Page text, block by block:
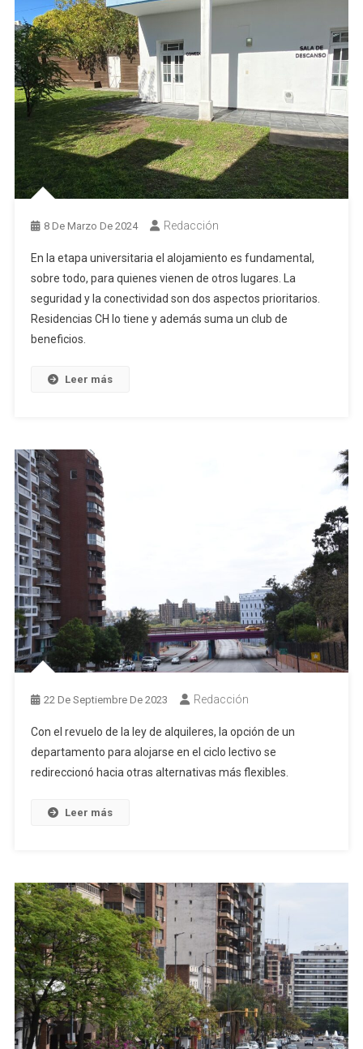
8 De Marzo De 2024 Redacción
En la etapa universitaria el alojamiento es fundamental,
sobre todo, para quienes vienen de otros lugares. La
seguridad y la conectividad son dos aspectos prioritarios.
Residencias CH lo tiene y además suma un club de
beneficios.
Leer más
22 De Septiembre De 2023 Redacción
Con el revuelo de la ley de alquileres, la opción de un
departamento para alojarse en el ciclo lectivo se
redireccionó hacia otras alternativas más flexibles.
Leer más